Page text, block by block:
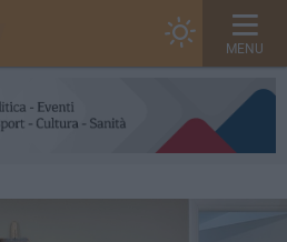
MENU